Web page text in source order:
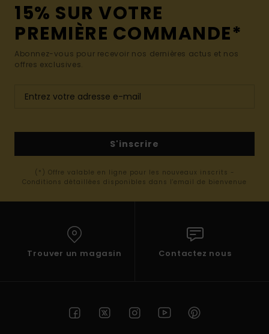
15% SUR VOTRE
PREMIÈRE COMMANDE*
Abonnez-vous pour recevoir nos dernières actus et nos
offres exclusives.
S'inscrire
(*) Offre valable en ligne pour les nouveaux inscrits -
Conditions détaillées disponibles dans l'email de bienvenue
Trouver un magasin Contactez nous